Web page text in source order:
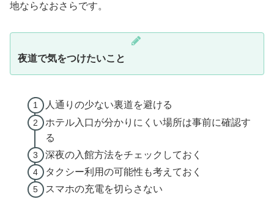
地ならなおさらです。
夜道で気をつけたいこと
人通りの少ない裏道を避ける
ホテル入口が分かりにくい場所は事前に確認す
る
深夜の入館方法をチェックしておく
タクシー利用の可能性も考えておく
スマホの充電を切らさない